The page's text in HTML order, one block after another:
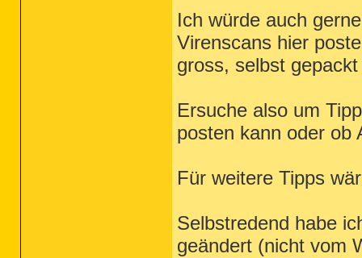
Ich würde auch
Virenscans hier
gross, selbst
Ersuche also um
posten kann oder ob
Für weitere Tipps
Selbstredend habe
geändert (nicht vom